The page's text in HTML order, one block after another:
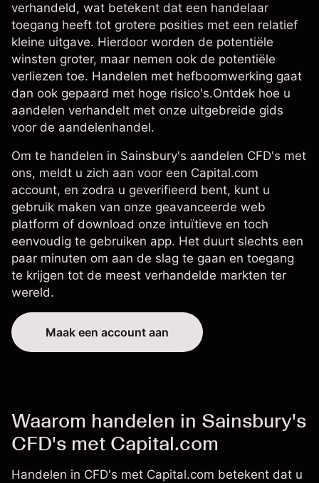
verhandeld, wat betekent dat een handelaar
toegang heeft tot grotere posities met een relatief
kleine uitgave. Hierdoor worden de potentiële
winsten groter, maar nemen ook de potentiële
verliezen toe. Handelen met hefboomwerking gaat
dan ook gepaard met hoge risico's.Ontdek hoe u
aandelen verhandelt met onze uitgebreide gids
voor de aandelenhandel.
Om te handelen in Sainsbury's aandelen CFD's met
ons, meldt u zich aan voor een Capital.com
account, en zodra u geverifieerd bent, kunt u
gebruik maken van onze geavanceerde web
platform of download onze intuïtieve en toch
eenvoudig te gebruiken app. Het duurt slechts een
paar minuten om aan de slag te gaan en toegang
te krijgen tot de meest verhandelde markten ter
wereld.
Maak een account aan
Waarom handelen in Sainsbury's
CFD's met Capital.com
Handelen in CFD's met Capital.com betekent dat u